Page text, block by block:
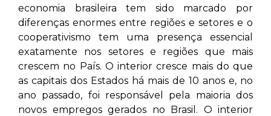
economia brasileira tem sido marcado por
diferenças enormes entre regiões e setores e o
cooperativismo tem uma presença essencial
exatamente nos setores e regiões que mais
crescem no País. O interior cresce mais do que
as capitais dos Estados há mais de 10 anos e, no
ano passado, foi responsável pela maioria dos
novos empregos gerados no Brasil. O interior